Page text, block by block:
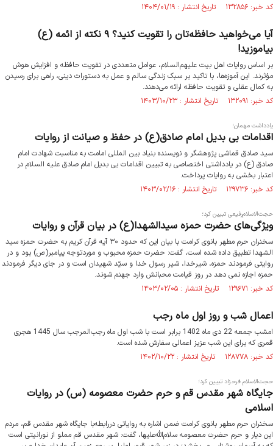
کد خبر: ۱۳۲۸۵۶ تاریخ انتشار : ۱۴۰۴/۰۱/۱۹
آیا می‌خواهید حافظه‌تان را تقویت کنید؟ ۹ نکته از ائمه (ع)
بیاموزید!
بر اساس روایات اهل بیت علیهم‌السلام، عوامل متعددی در تقویت حافظه و افزایش هوش
مؤثرند. این آموزه‌ها، با تاکید بر سبک زندگی سالم و عمل به دستورات دینی، راهی برای رسیدن
به کمال عقلی و تقویت حافظه ارائه می‌دهند.
کد خبر: ۱۳۲۰۹۱ تاریخ انتشار : ۱۴۰۳/۱۰/۲۳
یادداشت مهمان؛
اقدامات بی بدیل امام صادق(ع) در حفظ و صیانت از روایات
سید صادق قماشی پژوهشگر و نویسنده بنیاد بین المللی امامت به مناسبت شهادت امام
صادق (ع) در یادداشتی اختصاصی به تبیین اقدامات بی بدیل امام صادق علیه السلام در
اعتبار بخشی به روایات پرداخت.
کد خبر: ۱۲۹۷۳۶ تاریخ انتشار : ۱۴۰۳/۰۲/۱۶
حجت‌الاسلام‌رفیعی تبیین کرد؛
ویژگی‌های حضرت حمزه سیدالشهدا(ع) در بیان قرآن و روایات
سخنران حرم مطهر بانوی کرامت با بیان این که حدود ۳۰ آیه قرآن کریم به حضرت حمزه سید
الشهدا تطبیق داده شده است، گفت: حضرت حمزه محبوب و موردتوجه پیامبر(ص) بود و در
روایتی فرمودند حمزه، شیرخدا، شیر رسول خدا و سیّد شهیدان است و در جای دیگر فرمودند
حمزه اجازه نمی دهد در روز قیامت محبانش وارد جهنم شوند.
کد خبر: ۱۲۹۶۷۱ تاریخ انتشار : ۱۴۰۳/۰۲/۰۵
اعمال شب و روز اول ماه رجب
امشب جمعه 22 ‌دی ماه 1402 برابر است با شب اول ماه رجب‌المرجب سال 1445 هجری
قمری که برای این شب عزیز اعمالی سفارش شده است.
کد خبر: ۱۲۸۷۷۸ تاریخ انتشار : ۱۴۰۲/۱۰/۲۲
حجت‌الاسلام‌ فرحزاد تبیین کرد؛
جایگاه شهر مقدس قم و حرم حضرت معصومه (س) در روایات
اسلامی
سخنران حرم مطهر بانوی کرامت ضمن اشاره به روایاتی دررابطه‌با جایگاه شهر مقدس قم، مردم
این دیار و حرم حضرت معصومه سلام‌الله‌علیها، گفت: شهر مقدس قم مملو از نورانیتی است